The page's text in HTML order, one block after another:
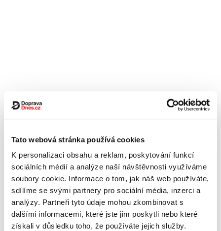
Tato webová stránka používá cookies
K personalizaci obsahu a reklam, poskytování funkcí
sociálních médií a analýze naší návštěvnosti využíváme
soubory cookie. Informace o tom, jak náš web používáte,
sdílíme se svými partnery pro sociální média, inzerci a
analýzy. Partneři tyto údaje mohou zkombinovat s
dalšími informacemi, které jste jim poskytli nebo které
získali v důsledku toho, že používáte jejich služby.